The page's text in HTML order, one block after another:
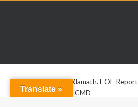
© 2026 La Voz de Klamath.EOE Report
Website design byCMD
Translate »